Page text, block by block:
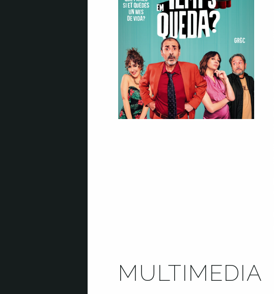
MULTIMEDIA